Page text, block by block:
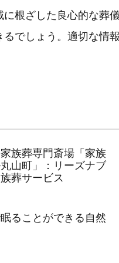
根ざした良心的な葬
でしょう。適切な情
族葬専門斎場「家族
山町」：リーズナブ
葬サービス
ることができる自然